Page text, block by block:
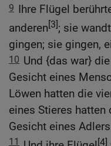
9 Ihre Flügel
anderen[3]; sie
gingen; sie gingen,
10 Und {das war}
Gesicht eines
Löwen hatten die
eines Stieres hatten
Gesicht eines
11 [4]